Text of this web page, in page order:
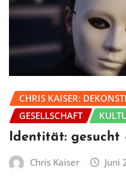
CHRIS KAISER:
GESELLSCHAFT
Identität: gesucht
Chris Kaiser Juni